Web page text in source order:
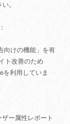
。
向けの機能」を有
ト改善のため
を利用していま
ー属性レポート